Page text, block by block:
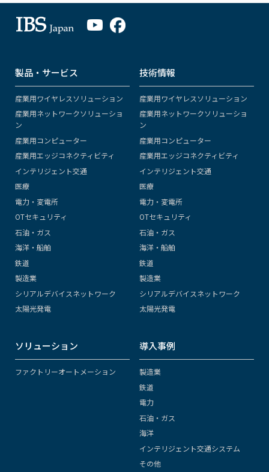
製品・サービス
産業用ワイヤレスソリューション
産業用ネットワークソリューショ
ン
産業用コンピューター
産業用エッジコネクティビティ
インテリジェント交通
医療
電力・変電所
OTセキュリティ
石油・ガス
海洋・船舶
鉄道
製造業
シリアルデバイスネットワーク
太陽光発電
技術情報
産業用ワイヤレスソリューション
産業用ネットワークソリューショ
ン
産業用コンピューター
産業用エッジコネクティビティ
インテリジェント交通
医療
電力・変電所
OTセキュリティ
石油・ガス
海洋・船舶
鉄道
製造業
シリアルデバイスネットワーク
太陽光発電
ソリューション
ファクトリーオートメーション
導入事例
製造業
鉄道
電力
石油・ガス
海洋
インテリジェント交通システム
その他